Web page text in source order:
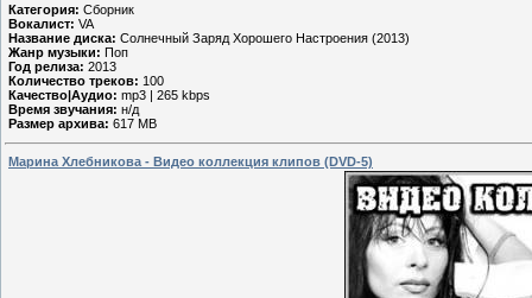
Категория: Сборник
Вокалист: VA
Название диска: Солнечный Заряд Хорошего Настроения (2013)
Жанр музыки: Поп
Год релиза: 2013
Количество треков: 100
Качество|Аудио: mp3 | 265 kbps
Время звучания: н/д
Размер архива: 617 MB
Марина Хлебникова - Видео коллекция клипов (DVD-5)